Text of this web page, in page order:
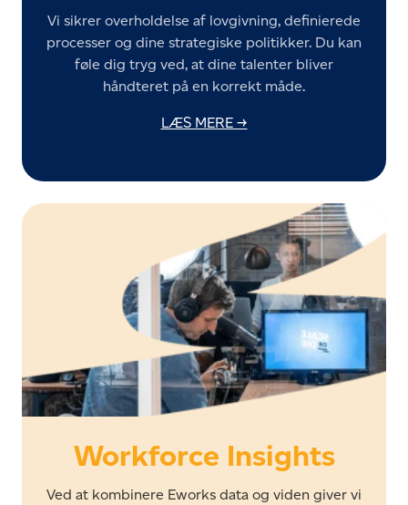
Vi sikrer overholdelse af lovgivning, definierede
processer og dine strategiske politikker. Du kan
føle dig tryg ved, at dine talenter bliver
håndteret på en korrekt måde.
LÆS MERE →
Workforce Insights
Ved at kombinere Eworks data og viden giver vi